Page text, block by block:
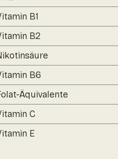
B1
B2
B6
Äquivalente
C
E